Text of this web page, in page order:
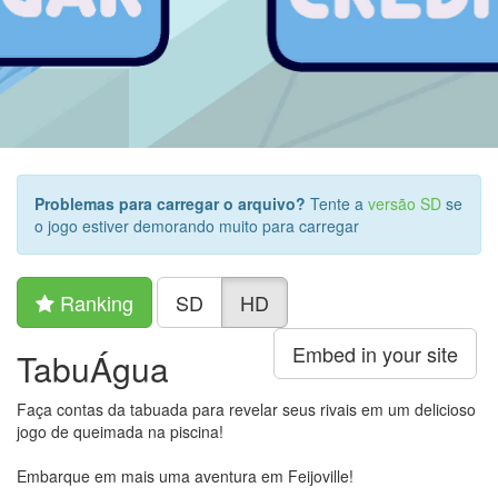
Problemas para carregar o arquivo? Tente a versão SD se
o jogo estiver demorando muito para carregar
Ranking SD
HD
Embed in your site
TabuÁgua
Faça contas da tabuada para revelar seus rivais em um delicioso
jogo de queimada na piscina!
Embarque em mais uma aventura em Feijoville!